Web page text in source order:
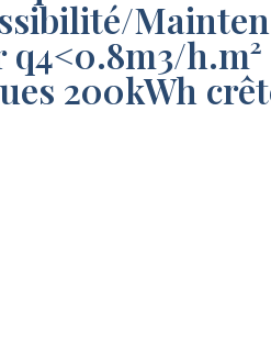
200kWh